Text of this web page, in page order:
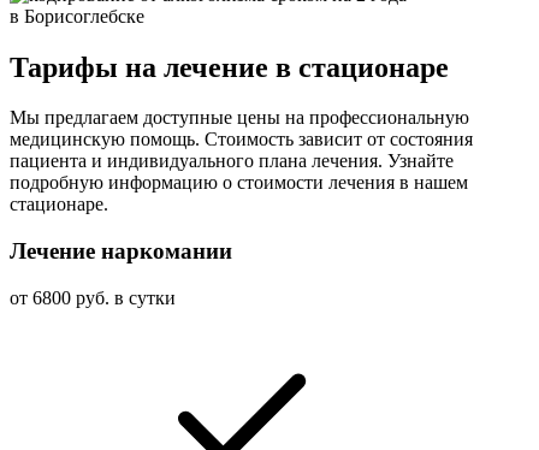
Тарифы на лечение в стационаре
Мы предлагаем доступные цены на профессиональную
медицинскую помощь. Стоимость зависит от состояния
пациента и индивидуального плана лечения. Узнайте
подробную информацию о стоимости лечения в нашем
стационаре.
Лечение наркомании
от 6800 руб. в сутки